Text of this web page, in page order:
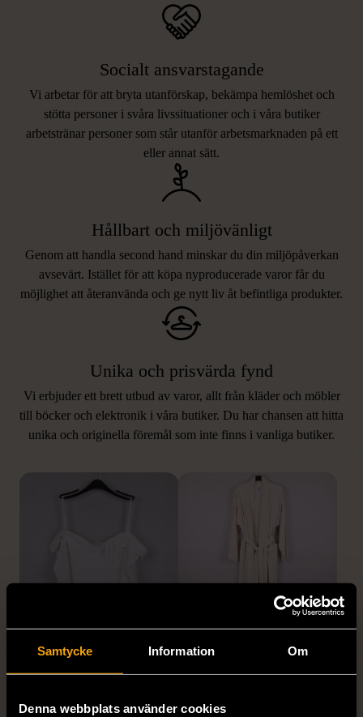
Samtycke Information Om
Denna webbplats använder cookies
Socialt ansvarstagande
Vi arbetar för att bryta utanförskap, bekämpa hemlöshet och
stötta personer i svåra livssituationer och i våra butiker
arbetstränar personer som står utanför arbetsmarknaden på ett
eller annat sätt.
Hållbart och miljövänligt
Genom att handla second hand minskar du din miljöpåverkan
avsevärt. Istället för att köpa nyproducerade varor får du
möjlighet att återanvända och ge nytt liv åt befintliga produkter.
Unika och prisvärda fynd
Vi erbjuder ett brett utbud av varor, allt från kläder och möbler
till böcker och elektronik i våra butiker. Du har chansen att hitta
unika och originella föremål som inte finns i vanliga butiker.
LIKNANDE PRODUKTER
Hitta produkter som påminner om denna
Vit topp med
spetsdetaljer
Remake - tunn rock i
linne